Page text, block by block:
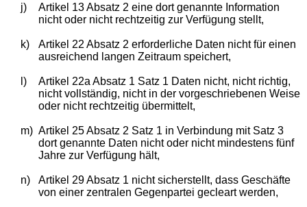
j)
Artikel 13 Absatz 2 eine dort genannte Information
nicht oder nicht rechtzeitig zur Verfügung stellt,
k)
Artikel 22 Absatz 2 erforderliche Daten nicht für einen
ausreichend langen Zeitraum speichert,
l)
Artikel 22a Absatz 1 Satz 1 Daten nicht, nicht richtig,
nicht vollständig, nicht in der vorgeschriebenen Weise
oder nicht rechtzeitig übermittelt,
m) Artikel 25 Absatz 2 Satz 1 in Verbindung mit Satz 3
dort genannte Daten nicht oder nicht mindestens fünf
Jahre zur Verfügung hält,
n)
Artikel 29 Absatz 1 nicht sicherstellt, dass Geschäfte
von einer zentralen Gegenpartei gecleart werden,